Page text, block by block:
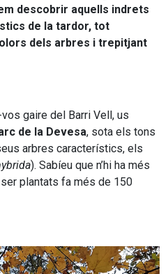
descobrir aquells indrets
de la tardor, tot
dels arbres i trepitjant
gaire del Barri Vell, us
de la Devesa, sota els tons
arbres característics, els
). Sabíeu que n’hi ha més
plantats fa més de 150